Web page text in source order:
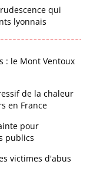
qui
lyonnais
: le Mont Ventoux
de la chaleur
en France
pour
publics
victimes d'abus